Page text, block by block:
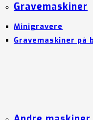
Gravemaskiner
Minigravere
Gravemaskiner på